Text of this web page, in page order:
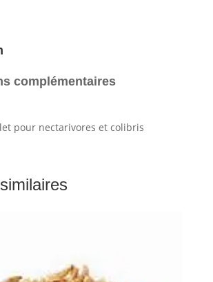
complémentaires
pour nectarivores et colibris